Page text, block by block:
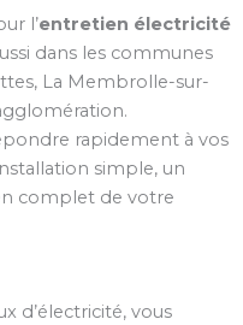
l’entretien électricité
dans les communes
La Membrolle-sur-
rapidement à vos
simple, un
complet de votre
d’électricité, vous